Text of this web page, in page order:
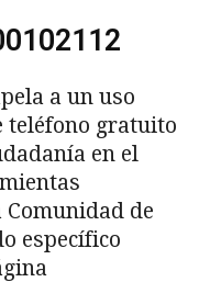
a un uso
teléfono gratuito
en el
de
específico